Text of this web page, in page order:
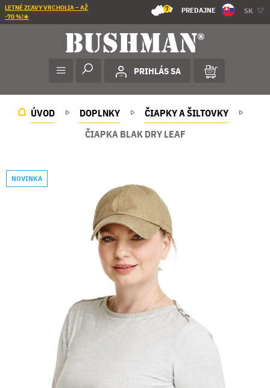
LETNÉ ZĽAVY VRCHOLIA – AŽ
-70 %!☀️
7 PREDAJNE SK
PRIHLÁS SA
ÚVOD DOPLNKY
ČIAPKY A ŠILTOVKY
ČIAPKA BLAK DRY LEAF
NOVINKA